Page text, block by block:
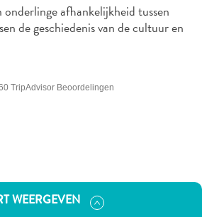
onderlinge afhankelijkheid tussen
de geschiedenis van de cultuur en
TripAdvisor Beoordelingen
WEERGEVEN